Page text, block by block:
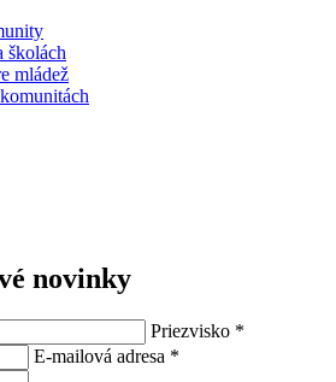
školách
mládež
novinky
Priezvisko *
E-mailová adresa *